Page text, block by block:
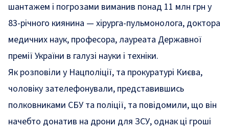
шантажем і погрозами виманив понад 11 млн грн у
83-річного киянина — хірурга-пульмонолога, доктора
медичних наук, професора, лауреата Державної
премії України в галузі науки і техніки.
Як розповіли у Нацполіції, та прокуратурі Києва,
чоловіку зателефонували, представившись
полковниками СБУ та поліції, та повідомили, що він
начебто донатив на дрони для ЗСУ, однак ці гроші